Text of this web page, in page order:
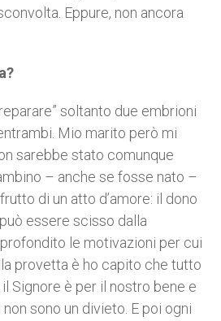
Eppure, non ancora
soltanto due embrioni
Mio marito però mi
sarebbe stato comunque
– anche se fosse nato –
di un atto d’amore: il dono
essere scisso dalla
le motivazioni per cui
provetta è ho capito che tutto
Signore è per il nostro bene e
sono un divieto. E poi ogni